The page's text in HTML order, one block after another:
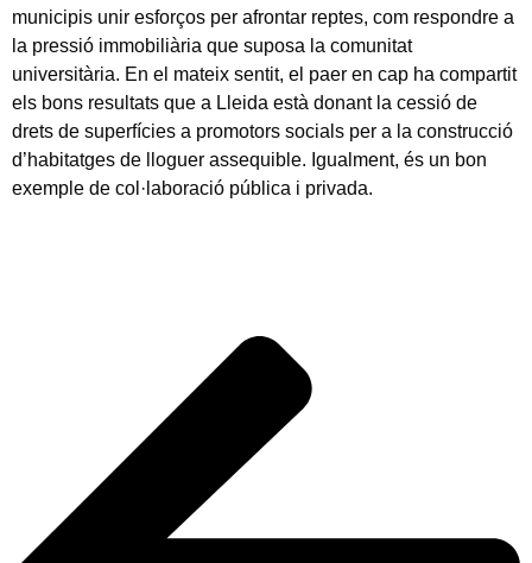
municipis unir esforços per afrontar reptes, com respondre a
la pressió immobiliària que suposa la comunitat
universitària. En el mateix sentit, el paer en cap ha compartit
els bons resultats que a Lleida està donant la cessió de
drets de superfícies a promotors socials per a la construcció
d’habitatges de lloguer assequible. Igualment, és un bon
exemple de col·laboració pública i privada.